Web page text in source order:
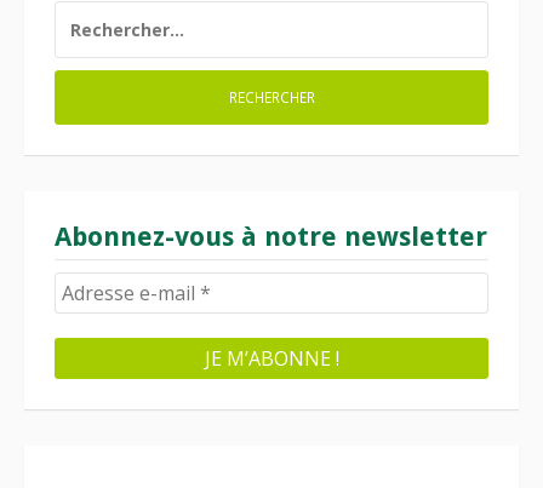
Abonnez-vous à notre newsletter